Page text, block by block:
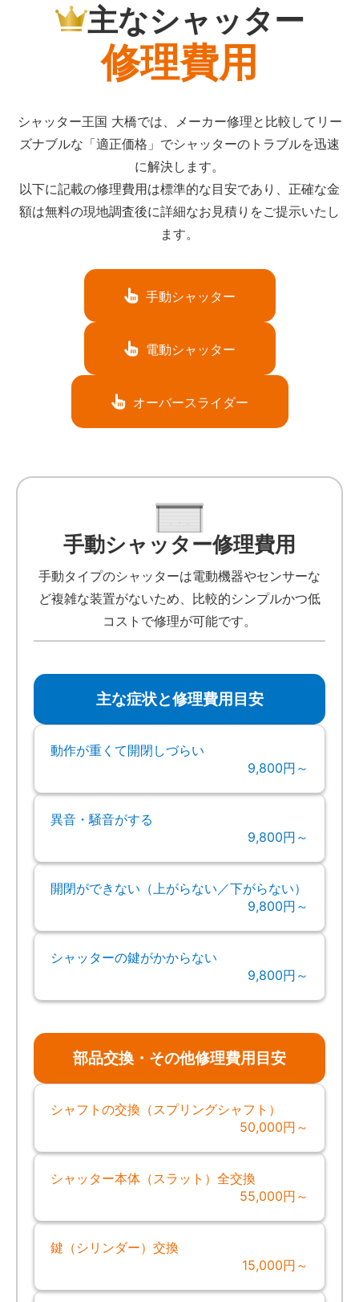
主なシャッター
修理費用
シャッター王国 大橋では、メーカー修理と比較してリー
ズナブルな「適正価格」でシャッターのトラブルを迅速
に解決します。
以下に記載の修理費用は標準的な目安であり、正確な金
額は無料の現地調査後に詳細なお見積りをご提示いたし
ます。
手動シャッター
電動シャッター
オーバースライダー
手動シャッター修理費用
手動タイプのシャッターは電動機器やセンサーな
ど複雑な装置がないため、比較的シンプルかつ低
コストで修理が可能です。
主な症状と修理費用目安
動作が重くて開閉しづらい
9,800円～
異音・騒音がする
9,800円～
開閉ができない（上がらない／下がらない）
9,800円～
シャッターの鍵がかからない
9,800円～
部品交換・その他修理費用目安
シャフトの交換（スプリングシャフト）
50,000円～
シャッター本体（スラット）全交換
55,000円～
鍵（シリンダー）交換
15,000円～